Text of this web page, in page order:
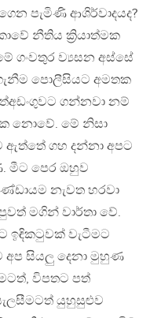
පැමිණි ආශිර්වාදයද?
නීතිය ක්‍රියාත්මක
ගංවතුර ව්‍යසන අස්සේ
පොලීසියට අමතක
ගන්නවා නම්
නොවේ. මේ නිසා
ගහ දන්නා අපට
මීට පෙර ඔහුව
නැවත හරවා
මගින් වාර්තා වේ.
ඉඳිකටුවක් වැටීමට
අප සියලු දෙනා මුහුණ
විපතට පත්
යුහුසුළුව